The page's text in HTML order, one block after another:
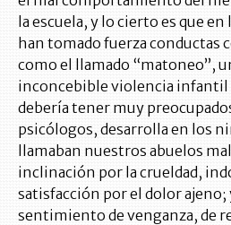
la escuela, y lo cierto es que
han tomado fuerza conductas
como el llamado “matoneo”,
inconcebible violencia infantil
debería tener muy
psicólogos, desarrolla en los
llamaban nuestros abuelos
inclinación por la crueldad,
satisfacción por el dolor ajeno;
sentimiento de venganza, de